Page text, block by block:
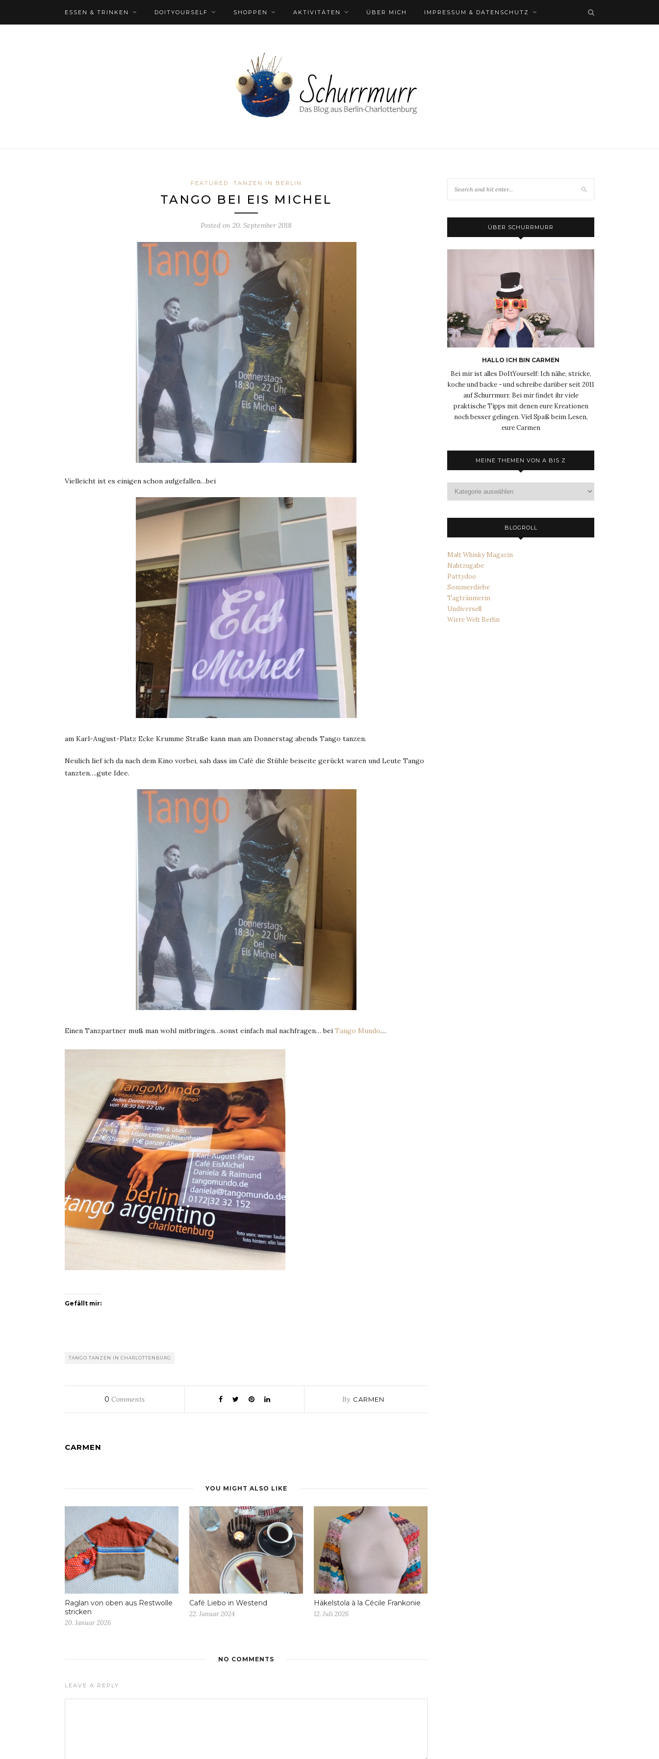
ESSEN & TRINKEN DOITYOURSELF SHOPPEN AKTIVITÄTEN ÜBER MICH IMPRESSUM & DATENSCHUTZ
FEATURED TANZEN IN BERLIN
TANGO BEI EIS MICHEL
Posted on 20. September 2018
Vielleicht ist es einigen schon aufgefallen…bei
am Karl-August-Platz Ecke Krumme Straße kann man am Donnerstag abends Tango tanzen.
Neulich lief ich da nach dem Kino vorbei, sah dass im Café die Stühle beiseite gerückt waren und Leute Tango
tanzten….gute Idee.
Einen Tanzpartner muß man wohl mitbringen…sonst einfach mal nachfragen… bei Tango Mundo…
Gefällt mir:
TANGO TANZEN IN CHARLOTTENBURG
0 Comments By CARMEN
CARMEN
YOU MIGHT ALSO LIKE
Raglan von oben aus Restwolle
stricken
20. Januar 2026
Café Liebo in Westend
22. Januar 2024
Häkelstola à la Cécile Frankonie
12. Juli 2026
NO COMMENTS
LEAVE A REPLY
ÜBER SCHURRMURR
HALLO ICH BIN CARMEN
Bei mir ist alles DoItYourself: Ich nähe, stricke,
koche und backe - und schreibe darüber seit 2011
auf Schurrmurr. Bei mir findet ihr viele
praktische Tipps mit denen eure Kreationen
noch besser gelingen. Viel Spaß beim Lesen,
eure Carmen
MEINE THEMEN VON A BIS Z
Themen
BLOGROLL
Malt Whisky Magazin
Nahtzugabe
Pattydoo
Sommerdiebe
Tagträumerin
Undiversell
Wirre Welt Berlin